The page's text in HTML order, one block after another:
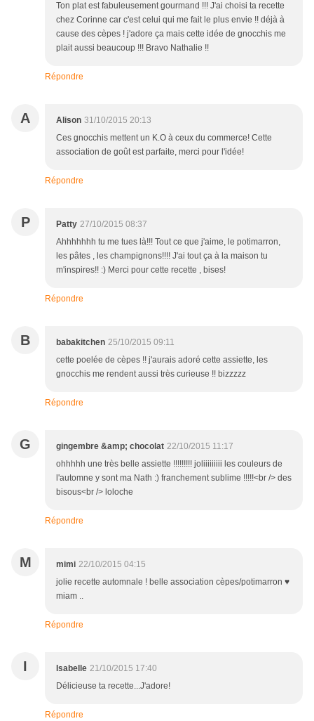
Ton plat est fabuleusement gourmand !!! J'ai choisi ta recette
chez Corinne car c'est celui qui me fait le plus envie !! déjà à
cause des cèpes ! j'adore ça mais cette idée de gnocchis me
plait aussi beaucoup !!! Bravo Nathalie !!
Répondre
A Alison 31/10/2015 20:13
Ces gnocchis mettent un K.O à ceux du commerce! Cette
association de goût est parfaite, merci pour l'idée!
Répondre
P Patty 27/10/2015 08:37
Ahhhhhhh tu me tues là!!! Tout ce que j'aime, le potimarron,
les pâtes , les champignons!!!! J'ai tout ça à la maison tu
m'inspires!! :) Merci pour cette recette , bises!
Répondre
B babakitchen 25/10/2015 09:11
cette poelée de cèpes !! j'aurais adoré cette assiette, les
gnocchis me rendent aussi très curieuse !! bizzzzz
Répondre
G gingembre &amp; chocolat 22/10/2015 11:17
ohhhhh une très belle assiette !!!!!!!!! joliiiiiiiii les couleurs de
l'automne y sont ma Nath :) franchement sublime !!!!!<br /> des
bisous<br /> loloche
Répondre
M mimi 22/10/2015 04:15
jolie recette automnale ! belle association cèpes/potimarron ♥
miam ..
Répondre
I Isabelle 21/10/2015 17:40
Délicieuse ta recette...J'adore!
Répondre